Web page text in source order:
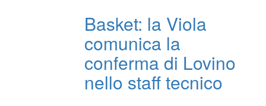
Basket: la Viola
comunica la
conferma di Lovino
nello staff tecnico